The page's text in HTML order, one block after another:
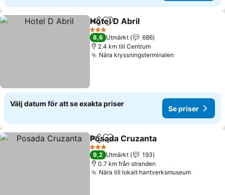
Dela Lägg till i Mina Favoriter
Hotel D Abril
3 Stjärnor
8,6 Utmärkt
686
2.4 km till Centrum
Nära kryssningsterminalen
Välj datum för att se exakta priser
Se priser
Dela Lägg till i Mina Favoriter
Posada Cruzanta
3 Stjärnor
9,2 Utmärkt
193
0.7 km från stranden
Nära till lokalt hantverksmuseumSe priser